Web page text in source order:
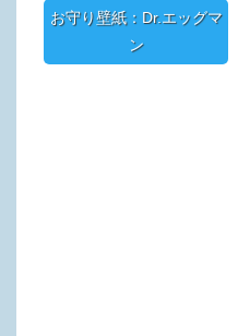
お守り壁紙：Dr.エッグマ
ン